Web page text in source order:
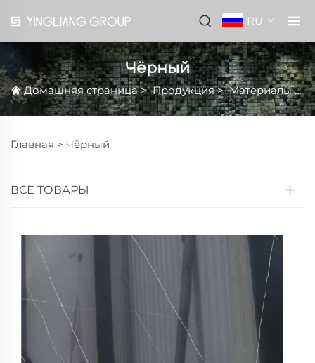
RU
Чёрный
Домашняя страница>Продукция>Материалы>
Главная > Чёрный
ВСЕ ТОВАРЫ